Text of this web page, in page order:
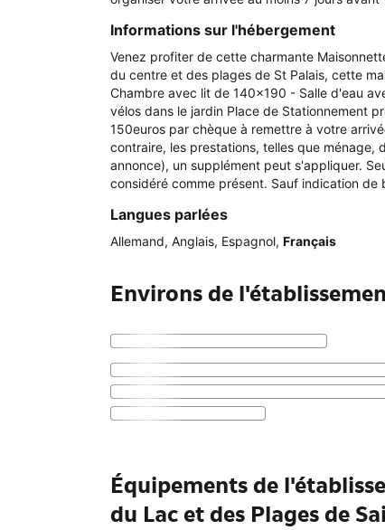
Informations sur l'hébergement
Venez profiter de cette charmante
du centre et des plages de St Palais, cette
Chambre avec lit de 140x190 - Salle d'eau
vélos dans le jardin Place de Stationnement
150euros par chèque à remettre à votre
contraire, les prestations, telles que ménage,
annonce), un supplément peut s'appliquer.
considéré comme présent. Sauf indication
Langues parlées
Allemand, Anglais, Espagnol, Français
Environs de
Équipements de
du Lac et des Plages de